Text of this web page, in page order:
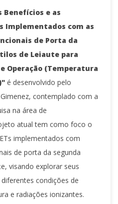
Benefícios e as
Implementados com as
de Porta da
de Leiaute para
Operação (Temperatura
é desenvolvido pelo
contemplado com a
na área de
atual tem como foco o
implementados com
de porta da segunda
visando explorar seus
condições de
e radiações ionizantes.